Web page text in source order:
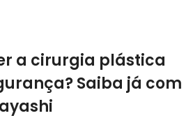
a cirurgia plástica
Saiba já com